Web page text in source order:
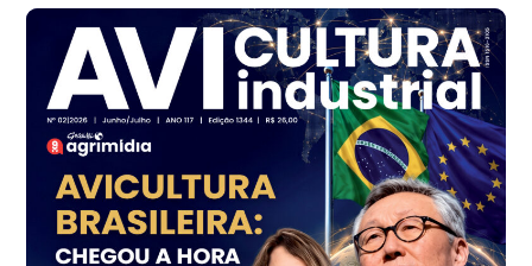
Ovo Branco - Regional
Branco
R$ 145,34
cx
Ovo Vermelho - Regional
Grande São Paulo (SP)
R$ 155,59